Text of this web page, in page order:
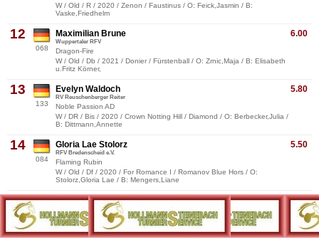
W / Old / R / 2020 / Zenon / Faustinus / O: Feick,Jasmin / B:
Vaske,Friedhelm
12
068
6.00
Maximilian Brune
Wuppertaler RFV
Dragon-Fire
W / Old / Db / 2021 / Donier / Fürstenball / O: Zrnic,Maja / B: Elisabeth
u.Fritz Körner,
13
133
5.80
Evelyn Waldoch
RV Reuschenberger Reiter
Noble Passion AD
W / DR / Bis / 2020 / Crown Notting Hill / Diamond / O: Berbecker,Julia /
B: Dittmann,Annette
14
084
5.50
Gloria Lae Stolorz
RFV Bredenscheid e.V.
Flaming Rubin
W / Old / Df / 2020 / For Romance I / Romanov Blue Hors / O:
Stolorz,Gloria Lae / B: Mengers,Liane